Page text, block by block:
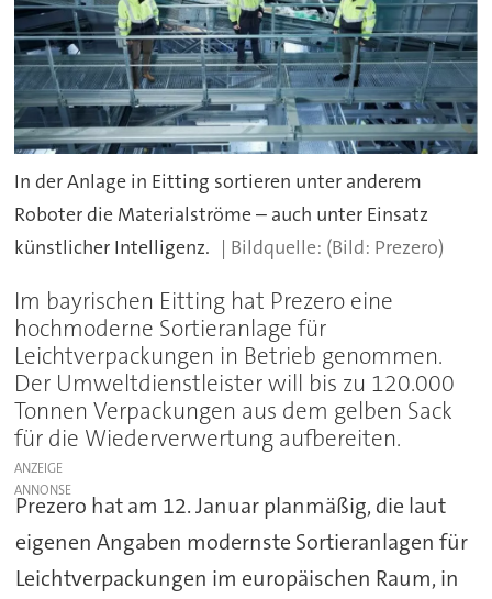
In der Anlage in Eitting sortieren unter anderem
Roboter die Materialströme – auch unter Einsatz
künstlicher Intelligenz.
(Bild: Prezero)
Im bayrischen Eitting hat Prezero eine
hochmoderne Sortieranlage für
Leichtverpackungen in Betrieb genommen.
Der Umweltdienstleister will bis zu 120.000
Tonnen Verpackungen aus dem gelben Sack
für die Wiederverwertung aufbereiten.
ANZEIGE
Prezero hat am 12. Januar planmäßig, die laut
eigenen Angaben modernste Sortieranlagen für
Leichtverpackungen im europäischen Raum, in